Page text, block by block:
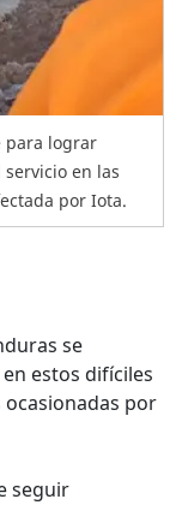
para lograr
en las
por Iota.
se
estos difíciles
por
seguir